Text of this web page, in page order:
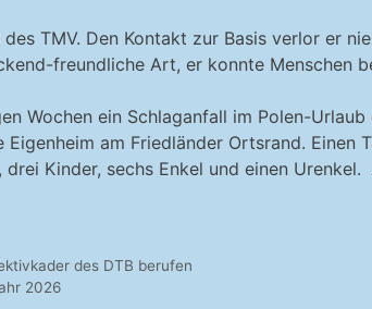
TMV. Den Kontakt zur Basis verlor er
freundliche Art, er konnte Menschen
Wochen ein Schlaganfall im Polen-
Eigenheim am Friedländer Ortsrand.
Kinder, sechs Enkel und einen Urenkel.
des DTB berufen
2026